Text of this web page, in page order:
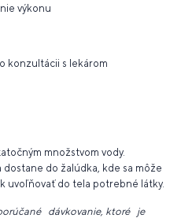
výkonu
konzultácii s lekárom
množstvom vody.
do žalúdka, kde sa môže
uvoľňovať do tela potrebné látky.
dávkovanie, ktoré je